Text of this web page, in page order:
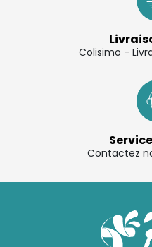
Colisimo -
Contactez